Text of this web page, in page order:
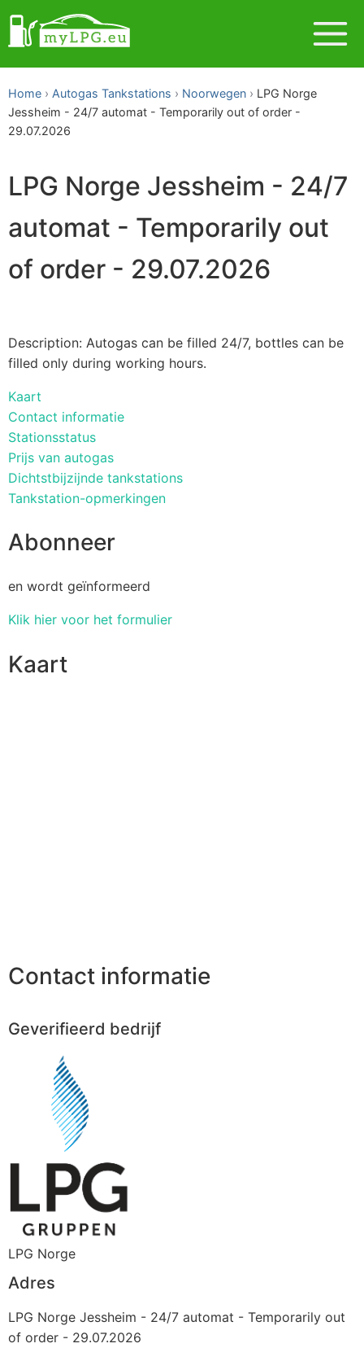
Home Autogas Tankstations Noorwegen
LPG Norge
Jessheim - 24/7 automat - Temporarily out of order -
29.07.2026
LPG Norge Jessheim - 24/7
automat - Temporarily out
of order - 29.07.2026
Description: Autogas can be filled 24/7, bottles can be
filled only during working hours.
Kaart
Contact informatie
Stationsstatus
Prijs van autogas
Dichtstbijzijnde tankstations
Tankstation-opmerkingen
Abonneer
en wordt geïnformeerd
Klik hier voor het formulier
Kaart
Contact informatie
Geverifieerd bedrijf
LPG Norge
Adres
LPG Norge Jessheim - 24/7 automat - Temporarily out
of order - 29.07.2026